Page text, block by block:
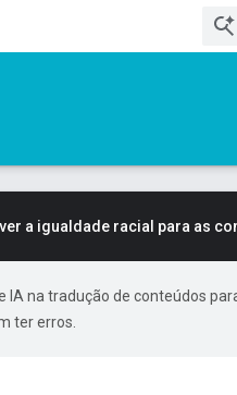
a igualdade racial para as
IA na tradução de conteúdos
ter erros.